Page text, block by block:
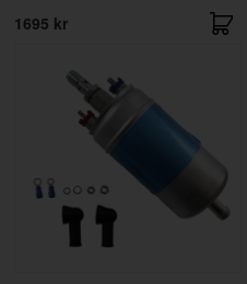
1695 kr